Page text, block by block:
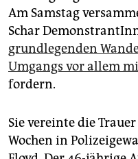
Am Samstag
Schar
grundlegenden
Umgangs vor allem
fordern.
Sie vereinte die
Wochen in